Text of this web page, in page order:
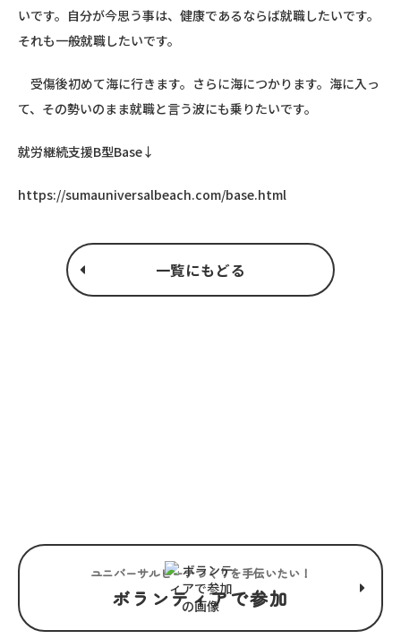
いです。自分が今思う事は、健康であるならば就職したいです。
それも一般就職したいです。
受傷後初めて海に行きます。さらに海につかります。海に入っ
て、その勢いのまま就職と言う波にも乗りたいです。
就労継続支援B型Base↓
https://sumauniversalbeach.com/base.html
一覧にもどる
ユニバーサルビーチつくりを手伝いたい！
ボランティアで参加